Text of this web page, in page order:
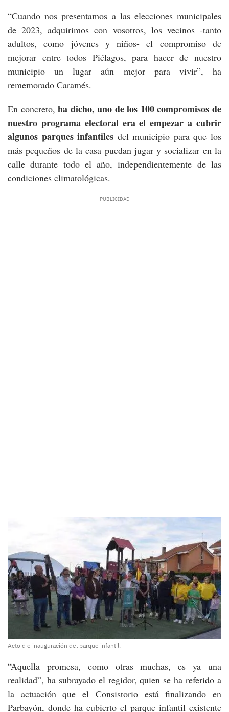
“Cuando nos presentamos a las elecciones municipales
de 2023, adquirimos con vosotros, los vecinos -tanto
adultos, como jóvenes y niños- el compromiso de
mejorar entre todos Piélagos, para hacer de nuestro
municipio un lugar aún mejor para vivir”, ha
rememorado Caramés.
En concreto,ha dicho, uno de los 100 compromisos de
nuestro programa electoral era el empezar a cubrir
algunos parques infantiles del municipio para que los
más pequeños de la casa puedan jugar y socializar en la
calle durante todo el año, independientemente de las
condiciones climatológicas.
Acto d e inauguración del parque infantil.
“Aquella promesa, como otras muchas, es ya una
realidad”, ha subrayado el regidor, quien se ha referido a
la actuación que el Consistorio está finalizando en
Parbayón, donde ha cubierto el parque infantil existente